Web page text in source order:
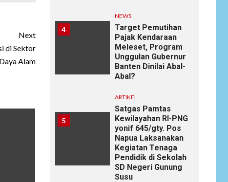
Next
di Sektor
Alam
4
NEWS
Target Pemutihan
Pajak Kendaraan
Meleset, Program
Unggulan Gubernur
Banten Dinilai Abal-
Abal?
5
ARTIKEL
Satgas Pamtas
Kewilayahan RI-PNG
yonif 645/gty. Pos
Napua Laksanakan
Kegiatan Tenaga
Pendidik di Sekolah
SD Negeri Gunung
Susu